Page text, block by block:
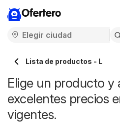
Ofertero
Lista de productos - L
Elige un producto y
excelentes precios
vigentes.